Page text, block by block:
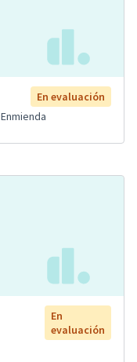
En evaluación
Enmienda
En
evaluación